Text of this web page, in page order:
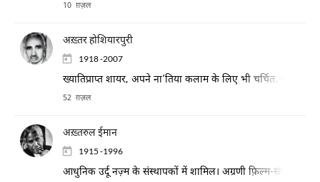
10 ग़ज़ल
अख़्तर होशियारपुरी
1918 -2007
ख्यातिप्राप्त शायर, अपने ना’तिया कलाम के लिए भी चर्चित.
52 ग़ज़ल
अख़्तरुल ईमान
1915 -1996
आधुनिक उर्दू नज़्म के संस्थापकों में शामिल। अग्रणी फ़िल्म-संवाद